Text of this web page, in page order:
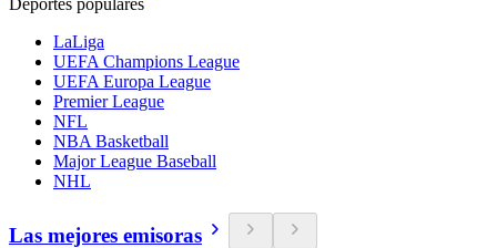
Deportes populares
LaLiga
UEFA Champions League
UEFA Europa League
Premier League
NFL
NBA Basketball
Major League Baseball
NHL
Las mejores emisoras